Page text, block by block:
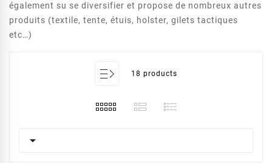
également su se diversifier et propose de nombreux autres
produits (textile, tente, étuis, holster, gilets tactiques
etc…)
18 products
